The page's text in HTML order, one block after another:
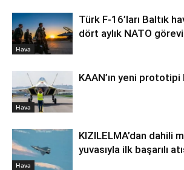
Hava
Türk F-16’ları Baltık
dört aylık NATO
Hava
KAAN’ın yeni
Hava
KIZILELMA’dan dahili
yuvasıyla ilk başarılı